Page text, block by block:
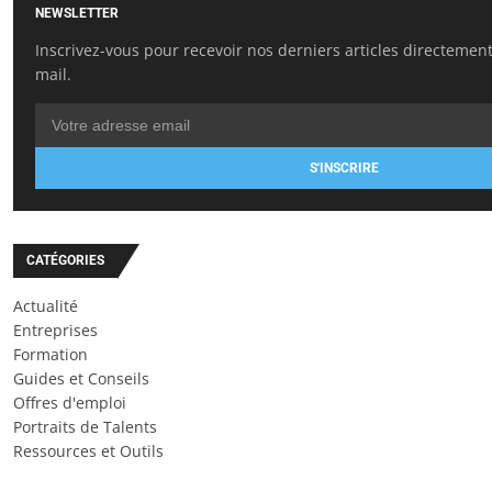
NEWSLETTER
Inscrivez-vous pour recevoir nos derniers articles
mail.
S'INSCRIRE
CATÉGORIES
Actualité
Entreprises
Formation
Guides et Conseils
Offres d'emploi
Portraits de Talents
Ressources et Outils